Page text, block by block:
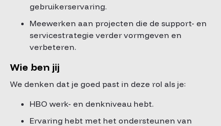
gebruikerservaring.
Meewerken aan projecten die de support- en
servicestrategie verder vormgeven en
verbeteren.
Wie ben jij
We denken dat je goed past in deze rol als je:
HBO werk- en denkniveau hebt.
Ervaring hebt met het ondersteunen van